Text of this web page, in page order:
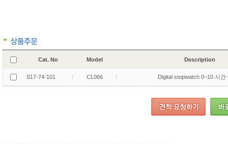
Cat. No Model Description
S17-74-101 CL066 Digital stopwatch 0~10 시간